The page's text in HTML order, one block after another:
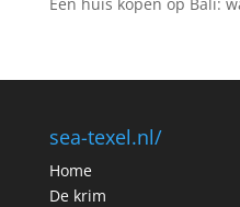
sea-texel.nl/
Home
De krim